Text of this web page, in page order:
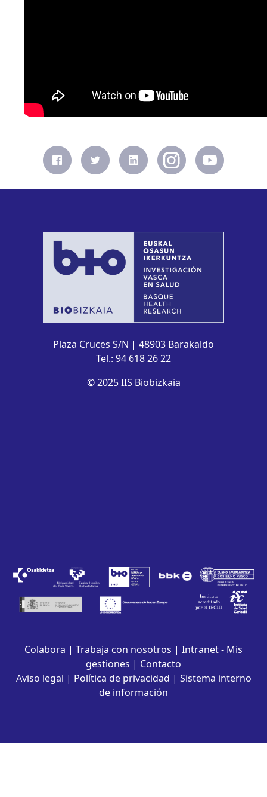
Plaza Cruces S/N | 48903 Barakaldo
Tel.: 94 618 26 22
© 2025 IIS Biobizkaia
Colabora | Trabaja con nosotros | Intranet - Mis
gestiones | Contacto
Aviso legal | Política de privacidad | Sistema interno
de información